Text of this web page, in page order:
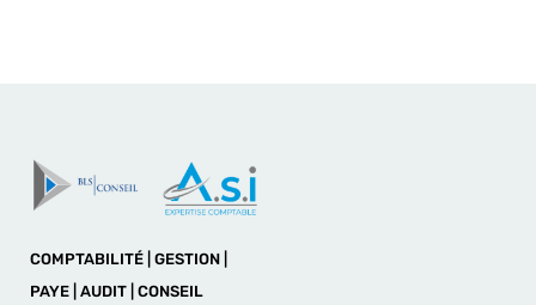
COMPTABILITÉ | GESTION |
PAYE | AUDIT | CONSEIL